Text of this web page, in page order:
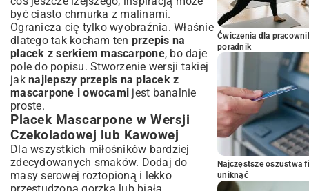
być ciasto chmurka z malinami.
Ogranicza cię tylko wyobraźnia. Właśnie
dlatego tak kocham ten przepis na
placek z serkiem mascarpone, bo daje
pole do popisu. Stworzenie wersji takiej
jak najlepszy przepis na placek z
mascarpone i owocami jest banalnie
proste.
Placek Mascarpone w Wersji
Czekoladowej lub Kawowej
Dla wszystkich miłośników bardziej
zdecydowanych smaków. Dodaj do
masy serowej roztopioną i lekko
Ćwiczenia dla
poradnik
Najczęstsze oszustwa
uniknąć